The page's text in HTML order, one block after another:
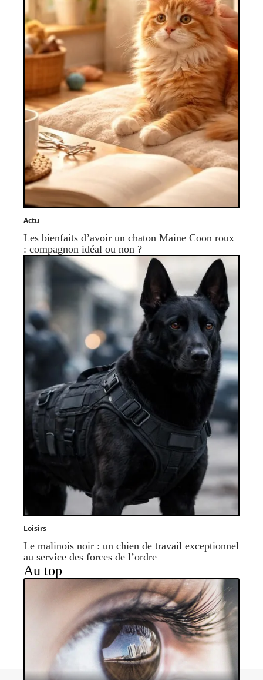
Actu
Les bienfaits d’avoir un chaton Maine Coon roux
: compagnon idéal ou non ?
Loisirs
Le malinois noir : un chien de travail exceptionnel
au service des forces de l’ordre
Au top